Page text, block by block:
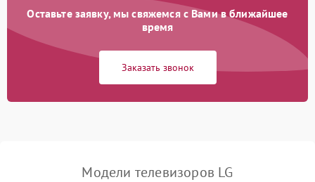
Аудио
Сетевая
Оставьте заявку, мы свяжемся с Вами в ближайшее
время
Заказать звонок
Модели телевизоров LG